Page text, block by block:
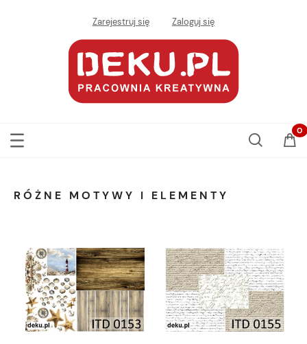
Zarejestruj się Zaloguj się
RÓŻNE MOTYWY I ELEMENTY